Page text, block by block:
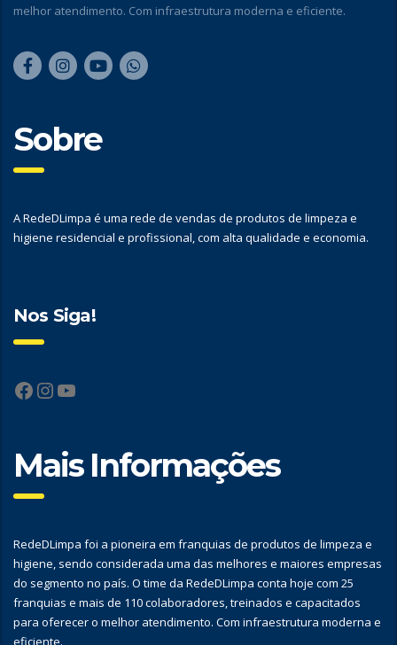
melhor atendimento. Com infraestrutura moderna e eficiente.
Sobre
A RedeDLimpa é uma rede de vendas de produtos de limpeza e
higiene residencial e profissional, com alta qualidade e economia.
Nos Siga!
Facebook
Instagram
YouTube
Mais Informações
RedeDLimpa foi a pioneira em franquias de produtos de limpeza e
higiene, sendo considerada uma das melhores e maiores empresas
do segmento no país. O time da RedeDLimpa conta hoje com 25
franquias e mais de 110 colaboradores, treinados e capacitados
para oferecer o melhor atendimento. Com infraestrutura moderna e
eficiente.